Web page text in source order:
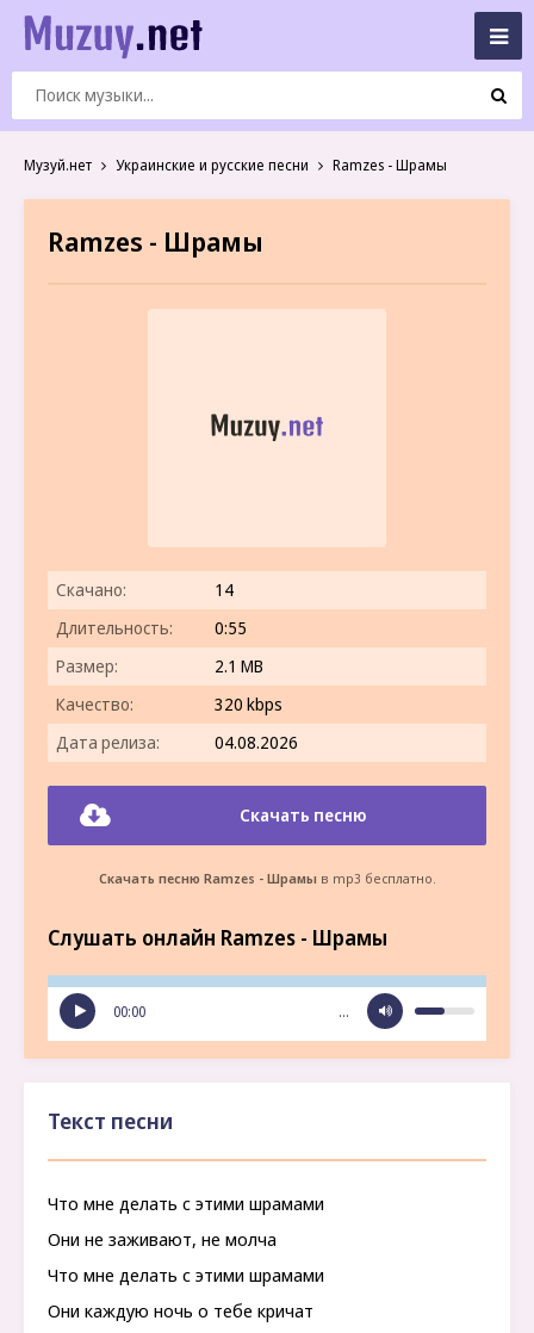
Музуй.нет Украинские и русские песни Ramzes - Шрамы
Ramzes - Шрамы
Скачано:
14
Длительность:
0:55
Размер:
2.1 MB
Качество:
320 kbps
Дата релиза:
04.08.2026
Скачать песню
Скачать песню Ramzes - Шрамы в mp3 бесплатно.
Слушать онлайн Ramzes - Шрамы
00:00 …
Текст песни
Что мне делать с этими шрамами
Они не заживают, не молча
Что мне делать с этими шрамами
Они каждую ночь о тебе кричат